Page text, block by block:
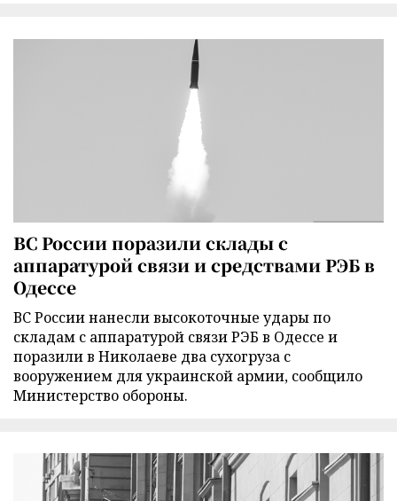
ВС России поразили склады с
аппаратурой связи и средствами РЭБ в
Одессе
ВС России нанесли высокоточные удары по
складам с аппаратурой связи РЭБ в Одессе и
поразили в Николаеве два сухогруза с
вооружением для украинской армии, сообщило
Министерство обороны.